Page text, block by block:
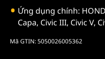
Ứng dụng chính:
Capa, Civic III, Civic V,
Mã GTIN: 5050026005362